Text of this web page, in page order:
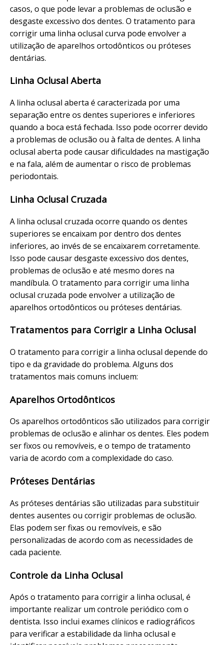
casos, o que pode levar a problemas de oclusão e
desgaste excessivo dos dentes. O tratamento para
corrigir uma linha oclusal curva pode envolver a
utilização de aparelhos ortodônticos ou próteses
dentárias.
Linha Oclusal Aberta
A linha oclusal aberta é caracterizada por uma
separação entre os dentes superiores e inferiores
quando a boca está fechada. Isso pode ocorrer devido
a problemas de oclusão ou à falta de dentes. A linha
oclusal aberta pode causar dificuldades na mastigação
e na fala, além de aumentar o risco de problemas
periodontais.
Linha Oclusal Cruzada
A linha oclusal cruzada ocorre quando os dentes
superiores se encaixam por dentro dos dentes
inferiores, ao invés de se encaixarem corretamente.
Isso pode causar desgaste excessivo dos dentes,
problemas de oclusão e até mesmo dores na
mandíbula. O tratamento para corrigir uma linha
oclusal cruzada pode envolver a utilização de
aparelhos ortodônticos ou próteses dentárias.
Tratamentos para Corrigir a Linha Oclusal
O tratamento para corrigir a linha oclusal depende do
tipo e da gravidade do problema. Alguns dos
tratamentos mais comuns incluem:
Aparelhos Ortodônticos
Os aparelhos ortodônticos são utilizados para corrigir
problemas de oclusão e alinhar os dentes. Eles podem
ser fixos ou removíveis, e o tempo de tratamento
varia de acordo com a complexidade do caso.
Próteses Dentárias
As próteses dentárias são utilizadas para substituir
dentes ausentes ou corrigir problemas de oclusão.
Elas podem ser fixas ou removíveis, e são
personalizadas de acordo com as necessidades de
cada paciente.
Controle da Linha Oclusal
Após o tratamento para corrigir a linha oclusal, é
importante realizar um controle periódico com o
dentista. Isso inclui exames clínicos e radiográficos
para verificar a estabilidade da linha oclusal e